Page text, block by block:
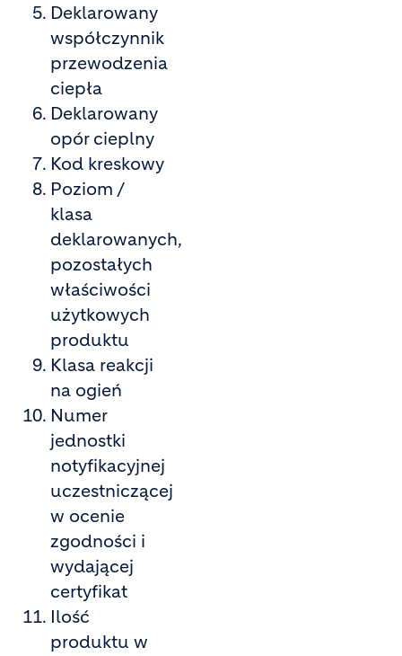
Deklarowany
współczynnik
przewodzenia
ciepła
Deklarowany
opór cieplny
Kod kreskowy
Poziom /
klasa
deklarowanych,
pozostałych
właściwości
użytkowych
produktu
Klasa reakcji
na ogień
Numer
jednostki
notyfikacyjnej
uczestniczącej
w ocenie
zgodności i
wydającej
certyfikat
Ilość
produktu w